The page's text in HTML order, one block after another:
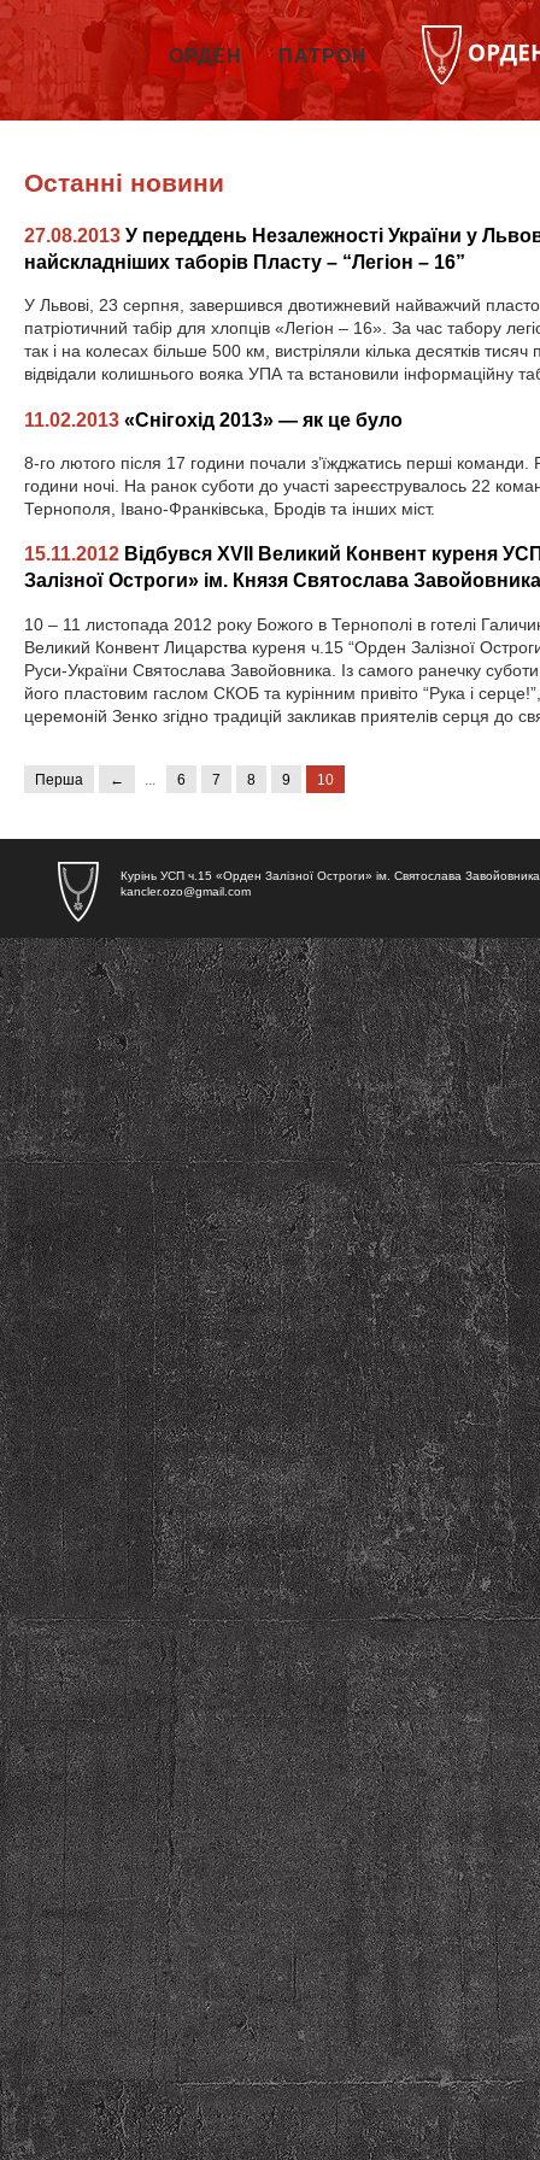
ОРДЕН ПАТРОН
Останні новини
27.08.2013 У переддень Незалежності України у
найскладніших таборів Пласту – “Легіон – 16”
У Львові, 23 серпня, завершився двотижневий найважчий
патріотичний табір для хлопців «Легіон – 16». За час табору
так і на колесах більше 500 км, вистріляли кілька десятків
відвідали колишнього вояка УПА та встановили інформаційну
11.02.2013 «Снігохід 2013» — як це було
8-го лютого після 17 години почали з’їжджатись перші команди.
години ночі. На ранок суботи до участі зареєструвалось 22
Тернополя, Івано-Франківська, Бродів та інших міст.
15.11.2012 Відбувся XVII Великий Конвент куреня
Залізної Остроги» ім. Князя Святослава Завойовника
10 – 11 листопада 2012 року Божого в Тернополі в готелі
Великий Конвент Лицарства куреня ч.15 “Орден Залізної
Руси-України Святослава Завойовника. Із самого ранечку
його пластовим гаслом СКОБ та курінним привіто “Рука і
церемоній Зенко згідно традицій закликав приятелів серця до
Перша ← 6 7 8 9 10
Курінь УСП ч.15 «Орден Залізної Остроги» ім. Святослава Завойовника
kancler.ozo@gmail.com